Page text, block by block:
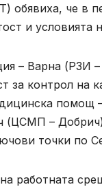
обявиха, че в
и условията
– Варна (РЗИ
за контрол на
– Добрич)
точки по
работната